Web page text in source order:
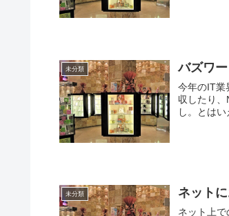
未分類 バズワー
今年のIT業
収したり
し。とは
未分類 ネット
ネット上